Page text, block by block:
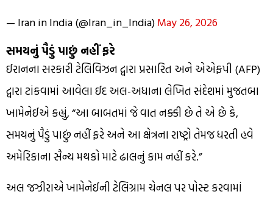
— Iran in India (@Iran_in_India)May 26, 2026
સમયનું પૈડું પાછું નહીં ફરે
ઈરાનના સરકારી ટેલિવિઝન દ્વારા પ્રસારિત અને એએફપી (AFP)
દ્વારા ટાંકવામાં આવેલા ઈદ અલ-અધાના લેખિત સંદેશમાં મુજતબા
ખામેનેઈએ કહ્યું, “આ બાબતમાં જે વાત નક્કી છે તે એ છે કે,
સમયનું પૈડું પાછું નહીં ફરે અને આ ક્ષેત્રના રાષ્ટ્રો તેમજ ધરતી હવે
અમેરિકાના સૈન્ય મથકો માટે ઢાલનું કામ નહીં કરે.”
અલ જઝીરાએ ખામેનેઈની ટેલિગ્રામ ચેનલ પર પોસ્ટ કરવામાં